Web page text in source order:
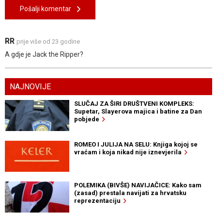
Pošalji komentar
RR prije više od 23 godine
A gdje je Jack the Ripper?
NAJNOVIJE
SLUČAJ ZA ŠIRI DRUŠTVENI KOMPLEKS:
Supetar, Slayerova majica i batine za Dan
pobjede
ROMEO I JULIJA NA SELU: Knjiga kojoj se
vraćam i koja nikad nije iznevjerila
POLEMIKA (BIVŠE) NAVIJAČICE: Kako sam
(zasad) prestala navijati za hrvatsku
reprezentaciju